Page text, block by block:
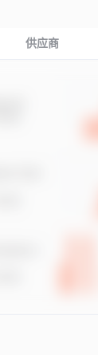
供应商